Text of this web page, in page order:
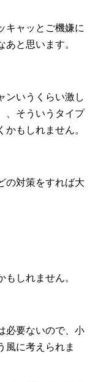
キャッとご機嫌に
と思います。
ンいうくらい激し
、そういうタイプ
もしれません。
の対策をすれば大
しれません。
必要ないので、小
風に考えられま